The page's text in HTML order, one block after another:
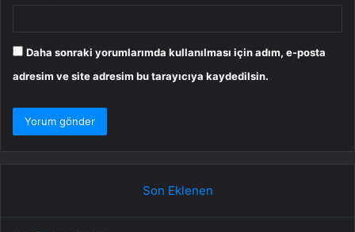
Daha sonraki yorumlarımda kullanılması için adım, e-posta
adresim ve site adresim bu tarayıcıya kaydedilsin.
Son Eklenen